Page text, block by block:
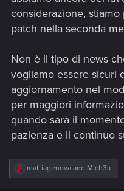
considerazione,
patch nella seconda
Non è il tipo di news
vogliamo essere sicuri
aggiornamento nel
per maggiori
quando sarà il
pazienza e il continuo
R
mattiagenova and Mich3le